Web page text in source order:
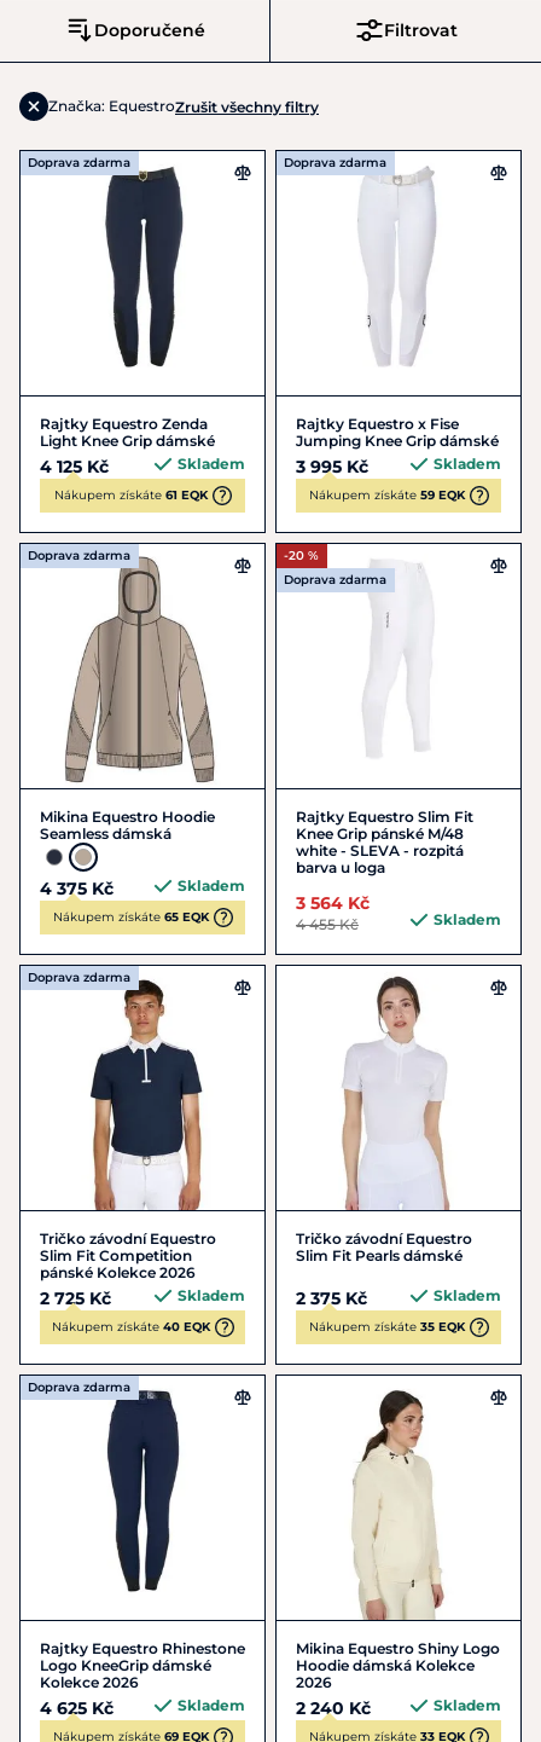
Filtrovat
Doporučené
Značka: EquestroZrušit všechny filtry
Doprava zdarma
Rajtky Equestro Zenda
Light Knee Grip dámské
4 125 Kč Skladem
Nákupem získáte 61 EQK
Doprava zdarma
Rajtky Equestro x Fise
Jumping Knee Grip dámské
3 995 Kč Skladem
Nákupem získáte 59 EQK
Doprava zdarma
Mikina Equestro Hoodie
Seamless dámská
4 375 Kč Skladem
Nákupem získáte 65 EQK
-20 %
Doprava zdarma
Rajtky Equestro Slim Fit
Knee Grip pánské M/48
white - SLEVA - rozpitá
barva u loga
3 564 Kč
4 455 Kč Skladem
Doprava zdarma
Tričko závodní Equestro
Slim Fit Competition
pánské Kolekce 2026
2 725 Kč Skladem
Nákupem získáte 40 EQK
Tričko závodní Equestro
Slim Fit Pearls dámské
2 375 Kč Skladem
Nákupem získáte 35 EQK
Doprava zdarma
Rajtky Equestro Rhinestone
Logo KneeGrip dámské
Kolekce 2026
4 625 Kč Skladem
Nákupem získáte 69 EQK
Mikina Equestro Shiny Logo
Hoodie dámská Kolekce
2026
2 240 Kč Skladem
Nákupem získáte 33 EQK